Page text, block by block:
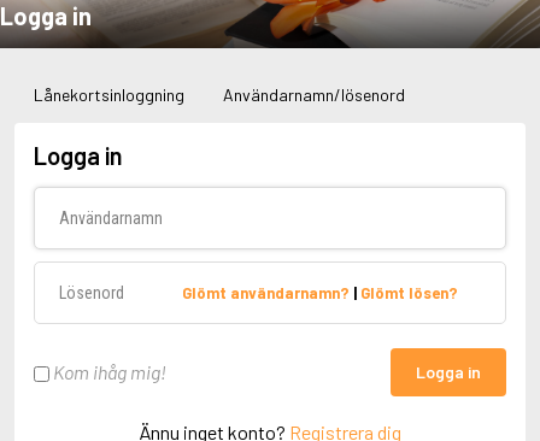
Logga in
Lånekortsinloggning Användarnamn/lösenord
Logga in
Glömt användarnamn? | Glömt lösen?
Kom ihåg mig! Logga in
Ännu inget konto? Registrera dig